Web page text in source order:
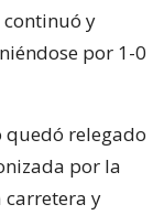
continuó y
por 1-0
relegado
por la
carretera y